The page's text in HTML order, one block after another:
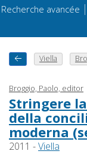
Recherche avancée |
Viella
Broggio, Paolo, editor
Stringere
della
moderna
2011 -Viella